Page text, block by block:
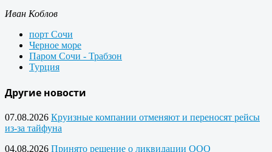
Иван Коблов
порт Сочи
Черное море
Паром Сочи - Трабзон
Турция
Другие новости
07.08.2026 Круизные компании отменяют и переносят рейсы
из-за тайфуна
04.08.2026 Принято решение о ликвидации ООО